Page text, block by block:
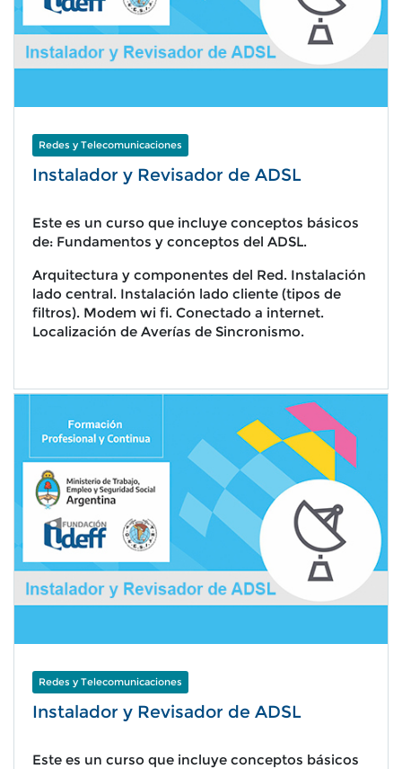
Redes y Telecomunicaciones
Instalador y Revisador de ADSL
Este es un curso que incluye conceptos básicos
de: Fundamentos y conceptos del ADSL.
Arquitectura y componentes del Red. Instalación
lado central. Instalación lado cliente (tipos de
filtros). Modem wi fi. Conectado a internet.
Localización de Averías de Sincronismo.
Redes y Telecomunicaciones
Instalador y Revisador de ADSL
Este es un curso que incluye conceptos básicos